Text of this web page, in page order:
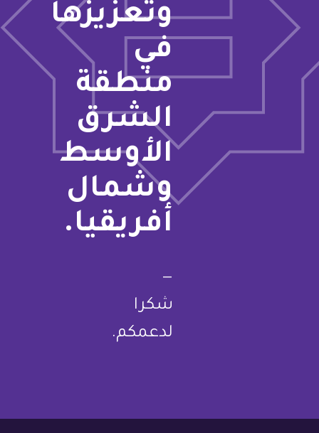
وتعزيزها
في
منطقة
الشرق
الأوسط
وشمال
أفريقيا.
—
شكرا
لدعمكم.